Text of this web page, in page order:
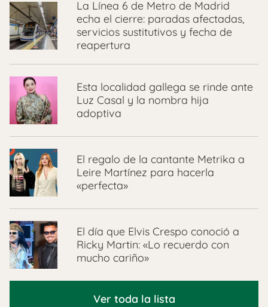
La Línea 6 de Metro de Madrid
echa el cierre: paradas afectadas,
servicios sustitutivos y fecha de
reapertura
Esta localidad gallega se rinde ante
Luz Casal y la nombra hija
adoptiva
El regalo de la cantante Metrika a
Leire Martínez para hacerla
«perfecta»
El día que Elvis Crespo conoció a
Ricky Martin: «Lo recuerdo con
mucho cariño»
Ver toda la lista